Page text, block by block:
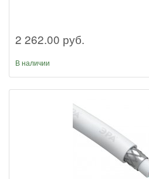
2 262.00 руб.
В наличии